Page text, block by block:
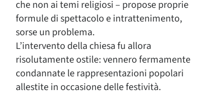
che non ai temi religiosi – propose proprie
formule di spettacolo e intrattenimento,
sorse un problema.
L’intervento della chiesa fu allora
risolutamente ostile: vennero fermamente
condannate le rappresentazioni popolari
allestite in occasione delle festività.